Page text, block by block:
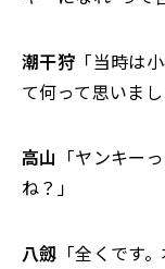
潮干狩 「当時は
て何って思いま
高山 「ヤンキー
ね？」
八劔 「全くです